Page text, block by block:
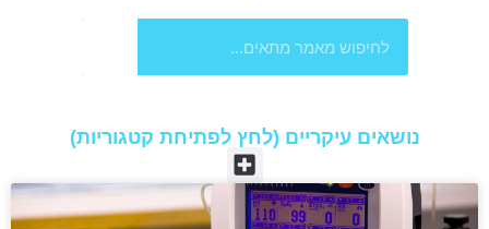
נושאים עיקריים (לחץ לפתיחת קטגוריות)​